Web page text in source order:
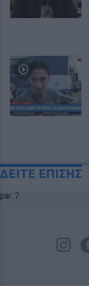
ΔΕΙΤΕ ΕΠΙΣΗΣ
par: 7